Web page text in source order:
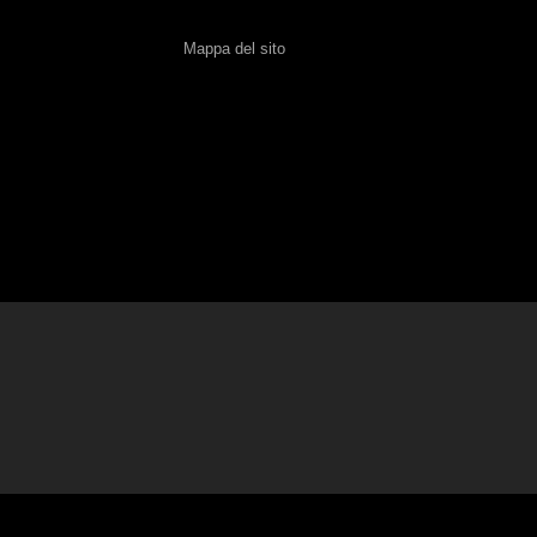
Mappa del sito